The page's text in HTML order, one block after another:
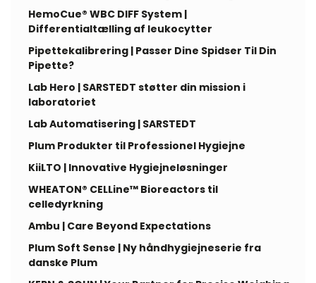
HemoCue® WBC DIFF System |
Differentialtælling af leukocytter
Pipettekalibrering | Passer Dine Spidser Til Din
Pipette?
Lab Hero | SARSTEDT støtter din mission i
laboratoriet
Lab Automatisering | SARSTEDT
Plum Produkter til Professionel Hygiejne
KiiLTO | Innovative Hygiejneløsninger
WHEATON® CELLine™ Bioreactors til
celledyrkning
Ambu | Care Beyond Expectations
Plum Soft Sense | Ny håndhygiejneserie fra
danske Plum